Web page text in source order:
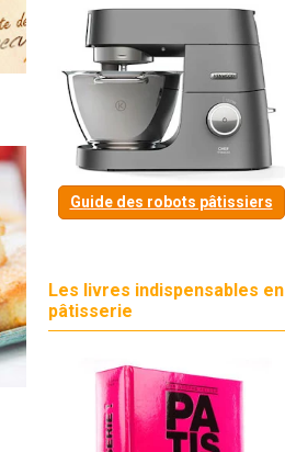
Guide des robots pâtissiers
Les livres indispensables en
pâtisserie